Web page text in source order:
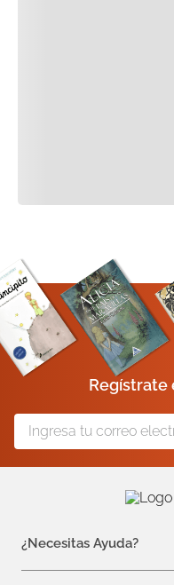
¿Necesitas Ayuda?
WhatsApp +57 310